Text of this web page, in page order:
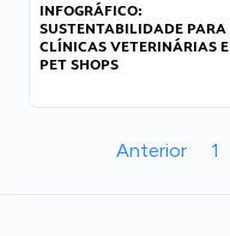
INFOGRÁFICO:
SUSTENTABILIDADE PARA
CLÍNICAS VETERINÁRIAS E
PET SHOPS
Anterior 1